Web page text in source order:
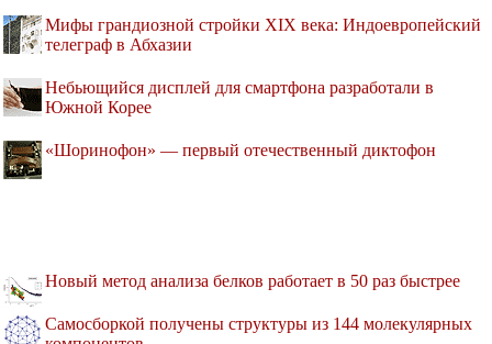
Мифы грандиозной стройки XIX века: Индоевропейский
телеграф в Абхазии
Небьющийся дисплей для смартфона разработали в
Южной Корее
«Шоринофон» — первый отечественный диктофон
Новый метод анализа белков работает в 50 раз быстрее
Самосборкой получены структуры из 144 молекулярных